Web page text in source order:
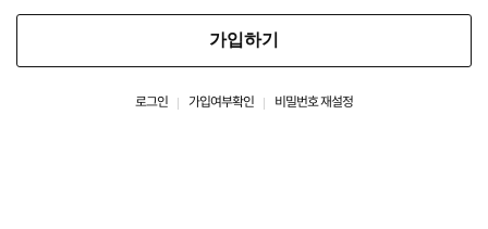
가입하기
로그인 가입여부확인 비밀번호 재설정